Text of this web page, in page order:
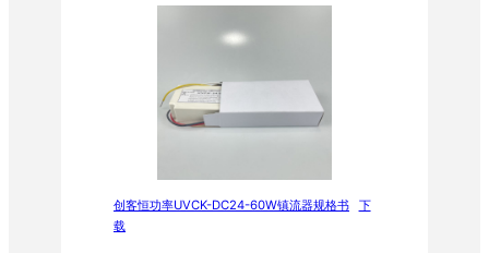
创客恒功率UVCK-DC24-60W镇流器规格书
下
载